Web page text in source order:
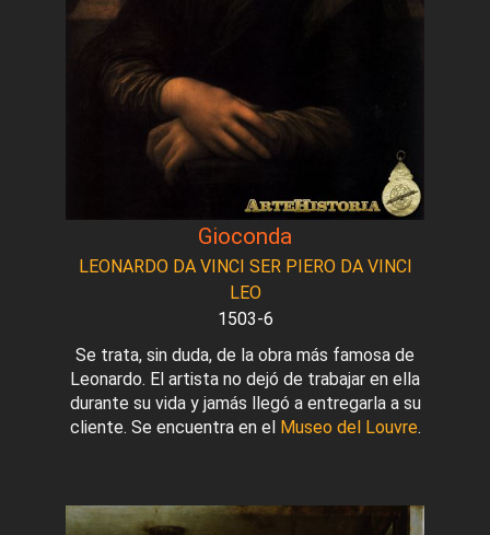
Gioconda
LEONARDO DA VINCI SER PIERO DA VINCI
LEO
1503-6
Se trata, sin duda, de la obra más famosa de
Leonardo. El artista no dejó de trabajar en ella
durante su vida y jamás llegó a entregarla a su
cliente. Se encuentra en el Museo del Louvre.